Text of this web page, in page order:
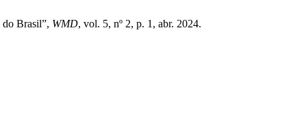
do Brasil”, WMD, vol. 5, nº 2, p. 1, abr. 2024.